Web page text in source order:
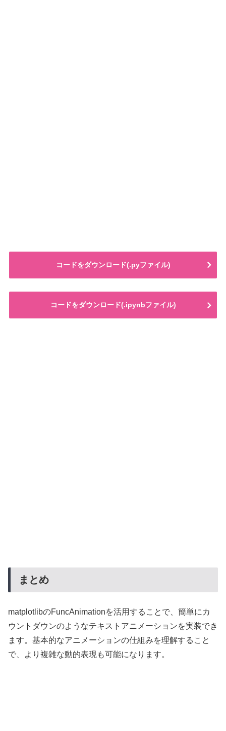
コードをダウンロード(.pyファイル)
コードをダウンロード(.ipynbファイル)
まとめ
matplotlibのFuncAnimationを活用することで、簡単にカ
ウントダウンのようなテキストアニメーションを実装でき
ます。基本的なアニメーションの仕組みを理解すること
で、より複雑な動的表現も可能になります。